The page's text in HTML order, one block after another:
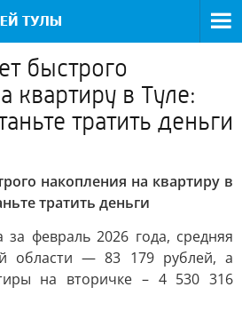
быстрого
квартиру в Туле:
тратить деньги
накопления на квартиру в
тратить деньги
февраль 2026 года, средняя
области — 83 179 рублей, а
на вторичке – 4 530 316